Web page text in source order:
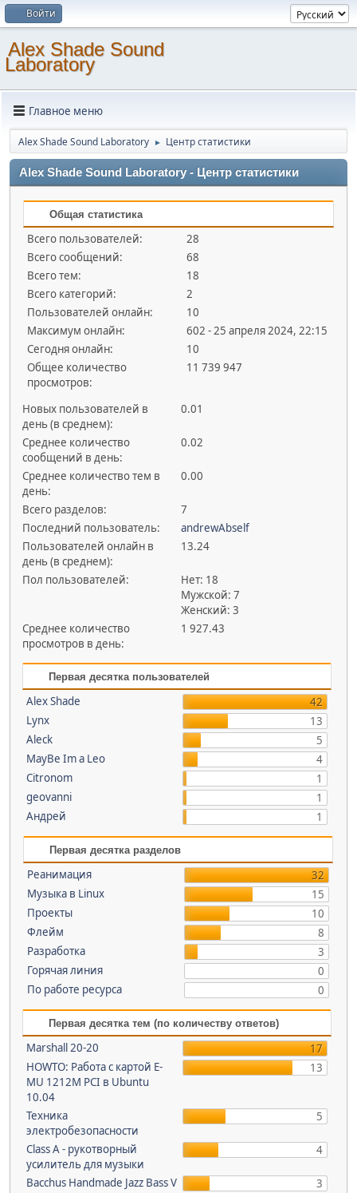
Войти
Alex Shade Sound
Laboratory
Главное меню
Alex Shade Sound Laboratory ► Центр статистики
Alex Shade Sound Laboratory - Центр статистики
Общая статистика
Всего пользователей:
28
Всего сообщений:
68
Всего тем:
18
Всего категорий:
2
Пользователей онлайн:
10
Максимум онлайн:
602 - 25 апреля 2024, 22:15
Сегодня онлайн:
10
Общее количество
просмотров:
11 739 947
Новых пользователей в
день (в среднем):
0.01
Среднее количество
сообщений в день:
0.02
Среднее количество тем в
день:
0.00
Всего разделов:
7
Последний пользователь:
andrewAbself
Пользователей онлайн в
день (в среднем):
13.24
Пол пользователей:
Нет: 18
Мужской: 7
Женский: 3
Среднее количество
просмотров в день:
1 927.43
Первая десятка пользователей
Alex Shade
42
Lynx
13
Aleck
5
MayBe Im a Leo
4
Citronom
1
geovanni
1
Андрей
1
Первая десятка разделов
Реанимация
32
Музыка в Linux
15
Проекты
10
Флейм
8
Разработка
3
Горячая линия
0
По работе ресурса
0
Первая десятка тем (по количеству ответов)
Marshall 20-20
17
HOWTO: Работа с картой E-
MU 1212M PCI в Ubuntu
10.04
13
Техника
электробезопасности
5
Class A - рукотворный
усилитель для музыки
4
Bacchus Handmade Jazz Bass V
3